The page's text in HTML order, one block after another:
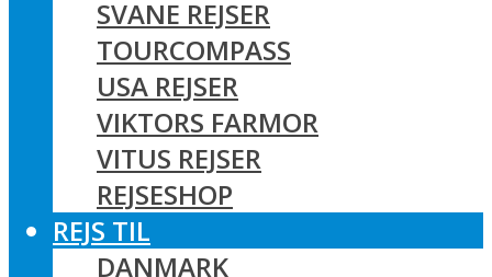
SVANE REJSER
TOURCOMPASS
USA REJSER
VIKTORS FARMOR
VITUS REJSER
REJSESHOP
REJS TIL
DANMARK